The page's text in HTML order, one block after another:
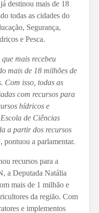
destinou mais de 18
todas as cidades do
Segurança,
e Pesca.
mais recebeu
mais de 18 milhões de
Com isso, todas as
com recursos para
hídricos e
de Ciências
a partir dos recursos
, pontuou a parlamentar.
recursos para a
a Deputada Natália
mais de 1 milhão e
da região. Com
e implementos